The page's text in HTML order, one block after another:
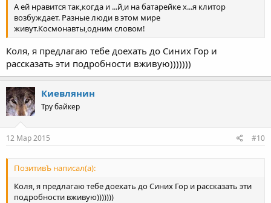
А ей нравится так,когда и ...й,и на батарейке х...я клитор
возбуждает. Разные люди в этом мире
живут.Космонавты,одним словом!
Коля, я предлагаю тебе доехать до Синих Гор и
рассказать эти подробности вживую)))))))
Киевлянин
Тру байкер
12 Мар 2015 #10
ПозитивЪ написал(а):
Коля, я предлагаю тебе доехать до Синих Гор и рассказать эти
подробности вживую)))))))